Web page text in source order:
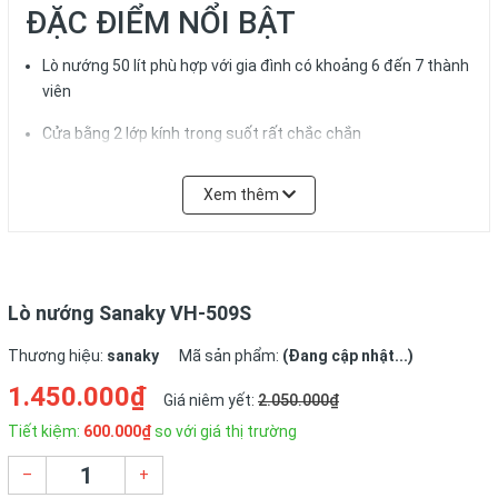
ĐẶC ĐIỂM NỔI BẬT
Lò nướng 50 lít phù hợp với gia đình có khoảng 6 đến 7 thành
viên
Cửa bằng 2 lớp kính trong suốt rất chắc chắn
Quạt đảo nhiệt giúp nguyên liệu chín nhanh và vàng đều hơn
Đèn chiếu sáng bên trong lò rất tiện lợi
Nhiều mức nhiệt độ cho người dùng dễ chọn
CHI TIẾT TÍNH NĂNG
Lò nướng 50 lít
Xem thêm
Lò nướng Sanaky VH-509S
Thương hiệu: sanaky Mã sản phẩm: (Đang cập nhật...)
1.450.000₫ Giá niêm yết: 2.050.000₫
Tiết kiệm: 600.000₫so với giá thị trường
– +